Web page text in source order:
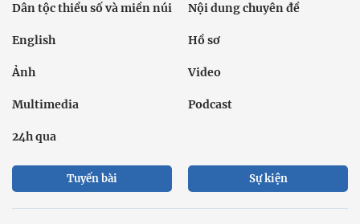
Dân tộc thiểu số và miền núi Nội dung chuyên đề
English Hồ sơ
Ảnh Video
Multimedia Podcast
24h qua
Tuyến bài Sự kiện